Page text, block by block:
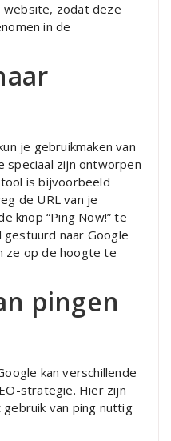
website, zodat deze
in de
je gebruikmaken van
speciaal zijn ontworpen
is bijvoorbeeld
de URL van je
knop “Ping Now!” te
naar Google
ze op de hoogte te
pingen
kan verschillende
strategie. Hier zijn
van ping nuttig